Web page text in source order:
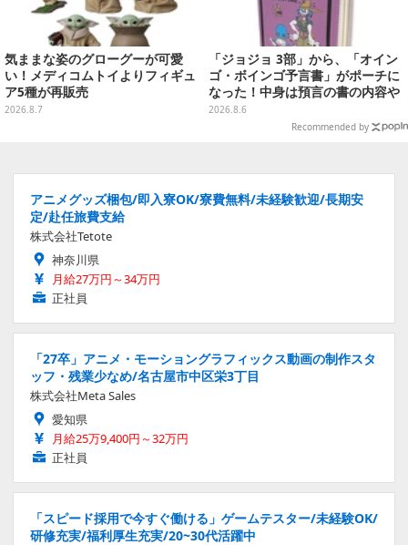
気ままな姿のグローグーが可愛
い！メディコムトイよりフィギュ
ア5種が再販売
2026.8.7
「ジョジョ 3部」から、「オイン
ゴ・ボインゴ予言書」がポーチに
なった！中身は預言の書の内容や
アニメ総柄デザインをプリント
2026.8.6
Recommended by
アニメグッズ梱包/即入寮OK/寮費無料/未経験歓迎/長期安
定/赴任旅費支給
株式会社Tetote
神奈川県
月給27万円～34万円
正社員
「27卒」アニメ・モーショングラフィックス動画の制作スタ
ッフ・残業少なめ/名古屋市中区栄3丁目
株式会社Meta Sales
愛知県
月給25万9,400円～32万円
正社員
「スピード採用で今すぐ働ける」ゲームテスター/未経験OK/
研修充実/福利厚生充実/20~30代活躍中